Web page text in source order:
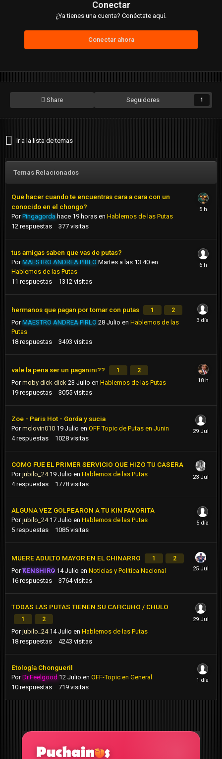
Conectar
¿Ya tienes una cuenta? Conéctate aquí.
Conectar ahora
Share Seguidores 1
Ir a la lista de temas
Temas Relacionados
Que hacer cuando te encuentras cara a cara con un
conocido en el chongo?
PorPingagorda hace 19 horas en Hablemos de las Putas
12 respuestas 377 visitas
tus amigas saben que vas de putas?
PorMAESTRO ANDREA PIRLO Martes a las 13:40 en
Hablemos de las Putas
11 respuestas 1312 visitas
hermanos que pagan por tomar con putas 1 2
PorMAESTRO ANDREA PIRLO 28 Julio en Hablemos de las
Putas
18 respuestas 3493 visitas
vale la pena ser un paganini?? 1 2
Pormoby dick dick 23 Julio en Hablemos de las Putas
19 respuestas 3055 visitas
Zoe - Paris Hot - Gorda y sucia
Pormclovin010 19 Julio en OFF Topic de Putas en Junin
4 respuestas 1028 visitas
COMO FUE EL PRIMER SERVICIO QUE HIZO TU CASERA
Porjubilo_24 19 Julio en Hablemos de las Putas
4 respuestas 1778 visitas
ALGUNA VEZ GOLPEARON A TU KIN FAVORITA
Porjubilo_24 17 Julio en Hablemos de las Putas
5 respuestas 1085 visitas
MUERE ADULTO MAYOR EN EL CHINARRO 1 2
PorKENSHIRO 14 Julio enNoticias y Politica Nacional
16 respuestas 3764 visitas
TODAS LAS PUTAS TIENEN SU CAFICUHO / CHULO
1 2
Porjubilo_24 14 Julio en Hablemos de las Putas
18 respuestas 4243 visitas
Etología Chongueril
PorDr.Feelgood 12 Julio en OFF-Topic en General
10 respuestas 719 visitas